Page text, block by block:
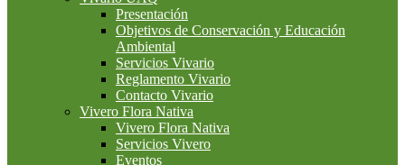
Presentación
Objetivos de Conservación y Educación
Ambiental
Servicios Vivario
Reglamento Vivario
Contacto Vivario
Vivero Flora Nativa
Vivero Flora Nativa
Servicios Vivero
Eventos